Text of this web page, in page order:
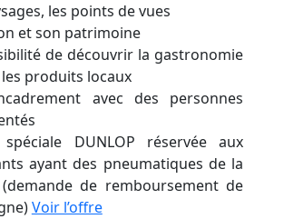
les points de vues
et son patrimoine
de découvrir la gastronomie
produits locaux
avec des personnes
DUNLOP réservée aux
ayant des pneumatiques de la
de remboursement de
Voir l’offre